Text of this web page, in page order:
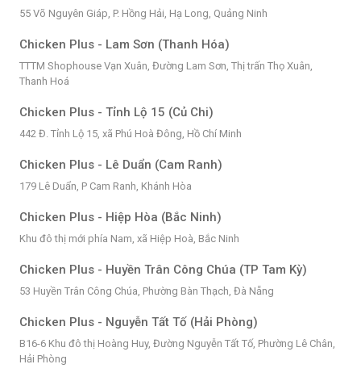
55 Võ Nguyên Giáp, P. Hồng Hải, Hạ Long, Quảng Ninh
Chicken Plus - Lam Sơn (Thanh Hóa)
TTTM Shophouse Vạn Xuân, Đường Lam Sơn, Thị trấn Thọ Xuân,
Thanh Hoá
Chicken Plus - Tỉnh Lộ 15 (Củ Chi)
442 Đ. Tỉnh Lộ 15, xã Phú Hoà Đông, Hồ Chí Minh
Chicken Plus - Lê Duẩn (Cam Ranh)
179 Lê Duẩn, P Cam Ranh, Khánh Hòa
Chicken Plus - Hiệp Hòa (Bắc Ninh)
Khu đô thị mới phía Nam, xã Hiệp Hoà, Bắc Ninh
Chicken Plus - Huyền Trân Công Chúa (TP Tam Kỳ)
53 Huyền Trân Công Chúa, Phường Bàn Thạch, Đà Nẵng
Chicken Plus - Nguyễn Tất Tố (Hải Phòng)
B16-6 Khu đô thị Hoàng Huy, Đường Nguyễn Tất Tố, Phường Lê Chân,
Hải Phòng